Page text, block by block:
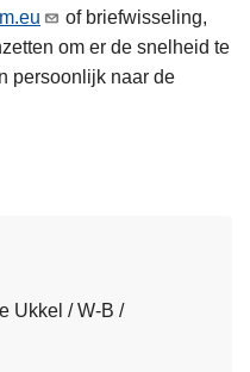
of briefwisseling,
om er de snelheid te
persoonlijk naar de
Ukkel / W-B /